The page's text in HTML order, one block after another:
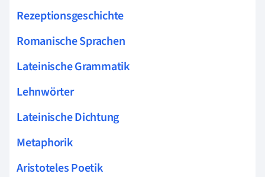
Rezeptionsgeschichte
Romanische Sprachen
Lateinische Grammatik
Lehnwörter
Lateinische Dichtung
Metaphorik
Aristoteles Poetik